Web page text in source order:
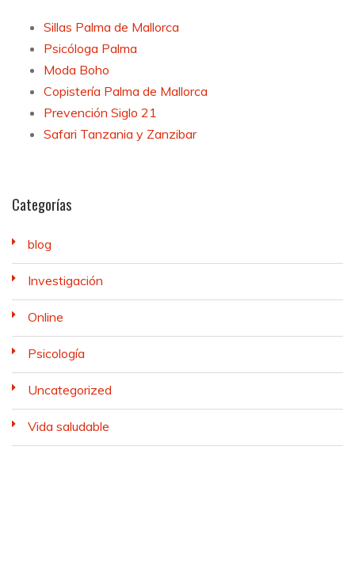
Sillas Palma de Mallorca
Psicóloga Palma
Moda Boho
Copistería Palma de Mallorca
Prevención Siglo 21
Safari Tanzania y Zanzibar
Categorías
blog
Investigación
Online
Psicología
Uncategorized
Vida saludable